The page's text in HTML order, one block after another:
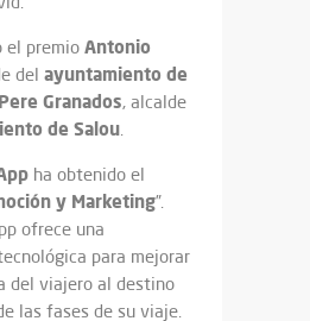
el premio Antonio
del ayuntamiento de
Pere Granados, alcalde
de Salou
ha obtenido el
y Marketing”.
ofrece una
para mejorar
del viajero al destino
las fases de su viaje.